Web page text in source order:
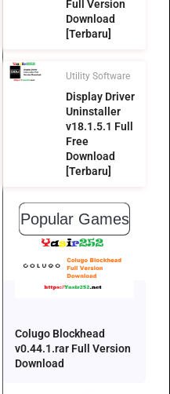
Full Version
Download
[Terbaru]
Utility Software
Display Driver
Uninstaller
v18.1.5.1 Full
Free
Download
[Terbaru]
Popular Games
Colugo Blockhead
v0.44.1.rar Full Version
Download